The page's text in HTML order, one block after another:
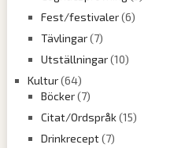
Fest/festivaler(6)
Tävlingar(7)
Utställningar(10)
Kultur(64)
Böcker(7)
Citat/Ordspråk(15)
Drinkrecept(7)